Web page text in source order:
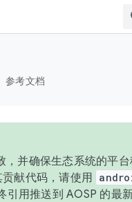
参考文档
并确保生态系统的平
献代码，请使用
引用推送到 AOSP 的最